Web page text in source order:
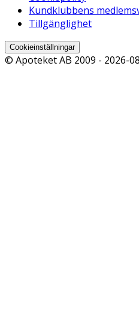
Kundklubbens
Tillgänglighet
Cookieinställningar
© Apoteket AB 2009 - 2026-